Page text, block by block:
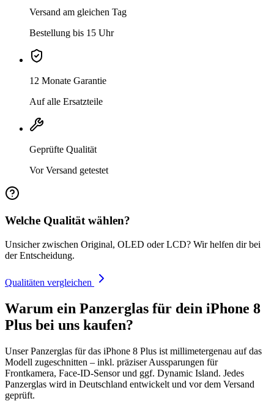
Versand am gleichen Tag
Bestellung bis 15 Uhr
12 Monate Garantie
Auf alle Ersatzteile
Geprüfte Qualität
Vor Versand getestet
Welche Qualität wählen?
Unsicher zwischen Original, OLED oder LCD? Wir helfen dir bei
der Entscheidung.
Qualitäten vergleichen
Warum ein Panzerglas für dein iPhone 8
Plus bei uns kaufen?
Unser Panzerglas für das iPhone 8 Plus ist millimetergenau auf das
Modell zugeschnitten – inkl. präziser Aussparungen für
Frontkamera, Face-ID-Sensor und ggf. Dynamic Island. Jedes
Panzerglas wird in Deutschland entwickelt und vor dem Versand
geprüft.